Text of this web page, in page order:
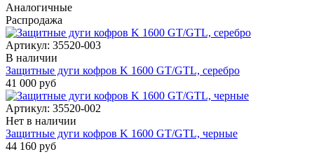
Аналогичные
Распродажа
Артикул: 35520-003
В наличии
Защитные дуги кофров K 1600 GT/GTL, серебро
41 000 руб
Артикул: 35520-002
Нет в наличии
Защитные дуги кофров K 1600 GT/GTL, черные
44 160 руб